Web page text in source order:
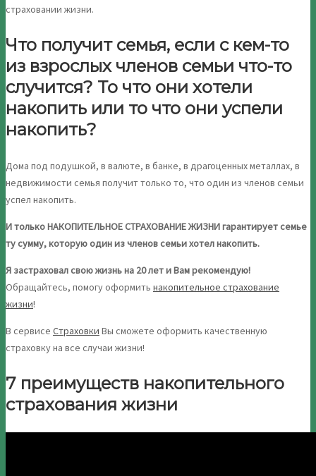
страховании жизни.
Что получит семья, если с кем-то
из взрослых членов семьи что-то
случится? То что они хотели
накопить или то что они успели
накопить?
Дома под подушкой, в валюте, в банке, в драгоценных металлах, в
недвижимости семья получит только то, что один из членов семьи
успел накопить.
И только НАКОПИТЕЛЬНОЕ СТРАХОВАНИЕ ЖИЗНИ гарантирует семье
ту сумму, которую один из членов семьи хотел накопить.
Я застраховал свою жизнь на 20 лет и Вам рекомендую!
Обращайтесь, помогу оформить накопительное страхование
жизни!
В сервисе Страховки Вы сможете оформить качественную
страховку на все случаи жизни!
7 преимуществ накопительного
страхования жизни